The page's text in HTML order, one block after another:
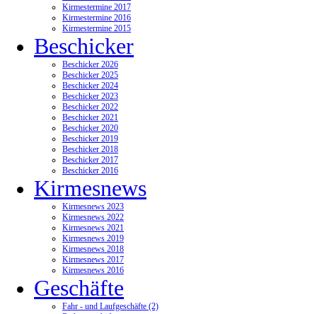
Kirmestermine 2017
Kirmestermine 2016
Kirmestermine 2015
Beschicker
Beschicker 2026
Beschicker 2025
Beschicker 2024
Beschicker 2023
Beschicker 2022
Beschicker 2021
Beschicker 2020
Beschicker 2019
Beschicker 2018
Beschicker 2017
Beschicker 2016
Kirmesnews
Kirmesnews 2023
Kirmesnews 2022
Kirmesnews 2021
Kirmesnews 2019
Kirmesnews 2018
Kirmesnews 2017
Kirmesnews 2016
Geschäfte
Fahr - und Laufgeschäfte (2)